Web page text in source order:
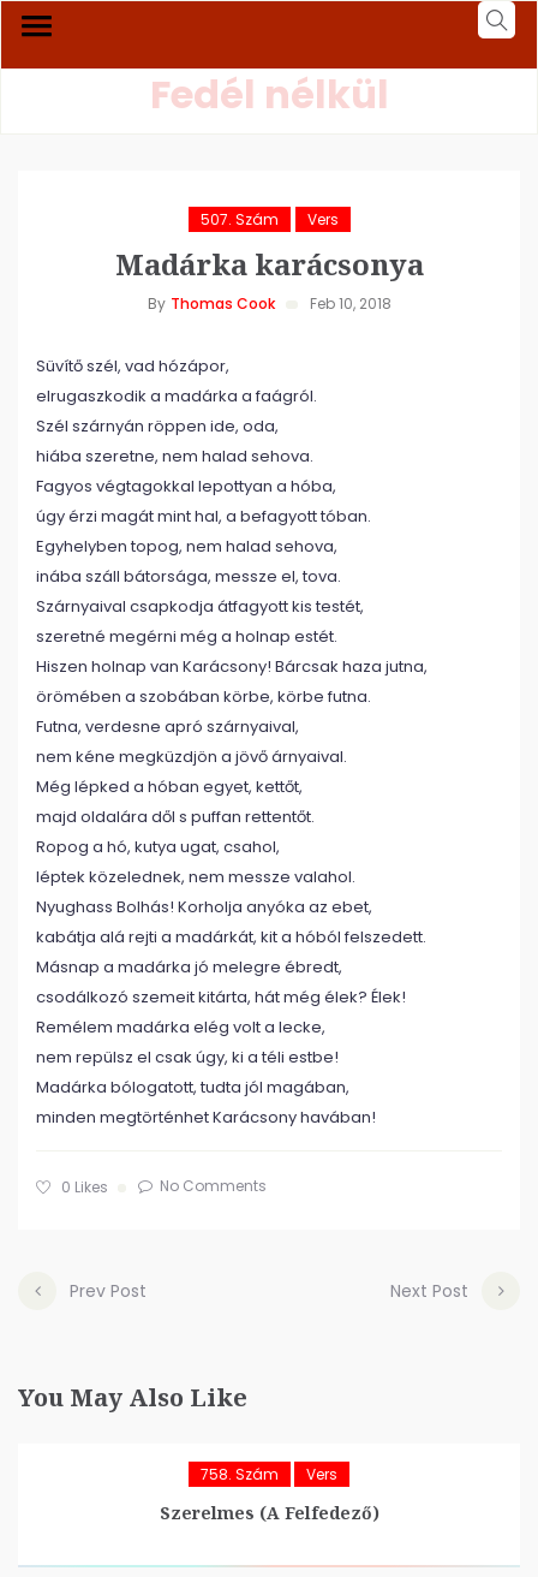
Fedél nélkül
507. Szám Vers
Madárka karácsonya
By Thomas Cook Feb 10, 2018
Süvítő szél, vad hózápor,
elrugaszkodik a madárka a faágról.
Szél szárnyán röppen ide, oda,
hiába szeretne, nem halad sehova.
Fagyos végtagokkal lepottyan a hóba,
úgy érzi magát mint hal, a befagyott tóban.
Egyhelyben topog, nem halad sehova,
inába száll bátorsága, messze el, tova.
Szárnyaival csapkodja átfagyott kis testét,
szeretné megérni még a holnap estét.
Hiszen holnap van Karácsony! Bárcsak haza jutna,
örömében a szobában körbe, körbe futna.
Futna, verdesne apró szárnyaival,
nem kéne megküzdjön a jövő árnyaival.
Még lépked a hóban egyet, kettőt,
majd oldalára dől s puffan rettentőt.
Ropog a hó, kutya ugat, csahol,
léptek közelednek, nem messze valahol.
Nyughass Bolhás! Korholja anyóka az ebet,
kabátja alá rejti a madárkát, kit a hóból felszedett.
Másnap a madárka jó melegre ébredt,
csodálkozó szemeit kitárta, hát még élek? Élek!
Remélem madárka elég volt a lecke,
nem repülsz el csak úgy, ki a téli estbe!
Madárka bólogatott, tudta jól magában,
minden megtörténhet Karácsony havában!
0 Likes No Comments
Prev Post Next Post
You May Also Like
758. Szám Vers
Szerelmes (A Felfedező)